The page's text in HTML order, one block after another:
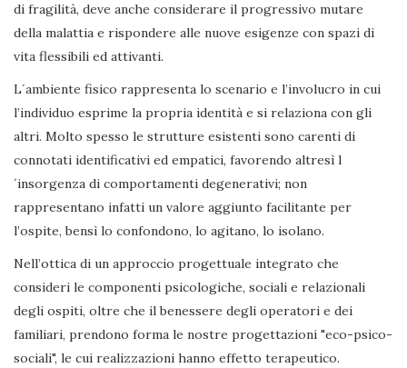
di fragilità, deve anche considerare il progressivo mutare
della malattia e rispondere alle nuove esigenze con spazi di
vita flessibili ed attivanti.
L´ambiente fisico rappresenta lo scenario e l’involucro in cui
l’individuo esprime la propria identità e si relaziona con gli
altri. Molto spesso le strutture esistenti sono carenti di
connotati identificativi ed empatici, favorendo altresì l
´insorgenza di comportamenti degenerativi; non
rappresentano infatti un valore aggiunto facilitante per
l’ospite, bensì lo confondono, lo agitano, lo isolano.
Nell’ottica di un approccio progettuale integrato che
consideri le componenti psicologiche, sociali e relazionali
degli ospiti, oltre che il benessere degli operatori e dei
familiari, prendono forma le nostre progettazioni "eco-psico-
sociali", le cui realizzazioni hanno effetto terapeutico.